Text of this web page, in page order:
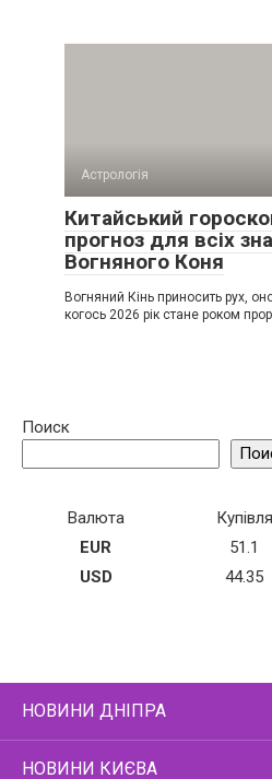
Астрологія
Китайський
прогноз для всіх
Вогняного Коня
Вогняний Кінь приносить рух,
когось 2026 рік стане роком
Поиск
Валюта Купівля
EUR
51.1
USD
44.35
НОВИНИ ДНІПРА
НОВИНИ КИЄВА